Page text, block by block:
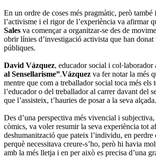
En un ordre de coses més pragmàtic, però
l’activisme i el rigor de l’experiència va afirmar
Sales va començar a organitzar-se des de
obrir línies d’investigació activista que han
públiques.
David Vázquez, educador social i col·laborador
al Sensellarisme”.Vázquez va fer notar la més
mentre que com a treballador social toca més els
l’educador o del treballador al carrer davant del
que l’assisteix, t’hauries de posar a la seva alçada.
Des d’una perspectiva més vivencial i subjectiva,
còmics, va voler resumir la seva experiència tot
deshumanització que pateix l’individu, en perdre
perquè necessitava creure-s’ho, però hi havia
amb la més lletja i en per això es precisa d’una